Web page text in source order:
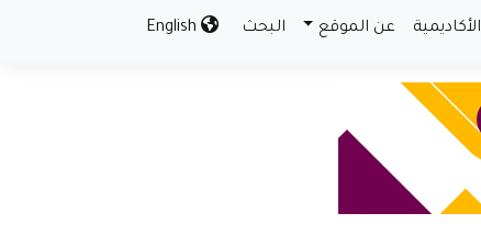
الأكاديمية عن الموقع البحث